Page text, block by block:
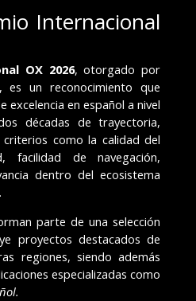
Internacional
OX 2026, otorgado por
es un reconocimiento que
excelencia en español a nivel
décadas de trayectoria,
como la calidad del
facilidad de navegación,
dentro del ecosistema
parte de una selección
proyectos destacados de
regiones, siendo además
especializadas como